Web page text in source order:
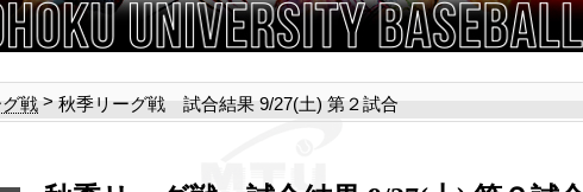
戦 > 秋季リーグ戦 試合結果 9/27(土) 第２試合